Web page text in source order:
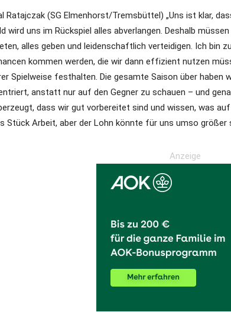
Ratajczak (SG Elmenhorst/Tremsbüttel) „Uns ist klar,
wird uns im Rückspiel alles abverlangen. Deshalb
alles geben und leidenschaftlich verteidigen. Ich bin
kommen werden, die wir dann effizient nutzen
Spielweise festhalten. Die gesamte Saison über haben
anstatt nur auf den Gegner zu schauen – und
dass wir gut vorbereitet sind und wissen, was
Stück Arbeit, aber der Lohn könnte für uns umso größer
Anzeige